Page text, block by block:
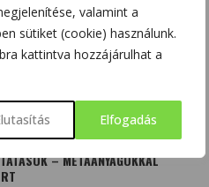
valamint a
sütiket (cookie) használunk.
kattintva hozzájárulhat a
Elfogadás
– METAANYAGOKKAL